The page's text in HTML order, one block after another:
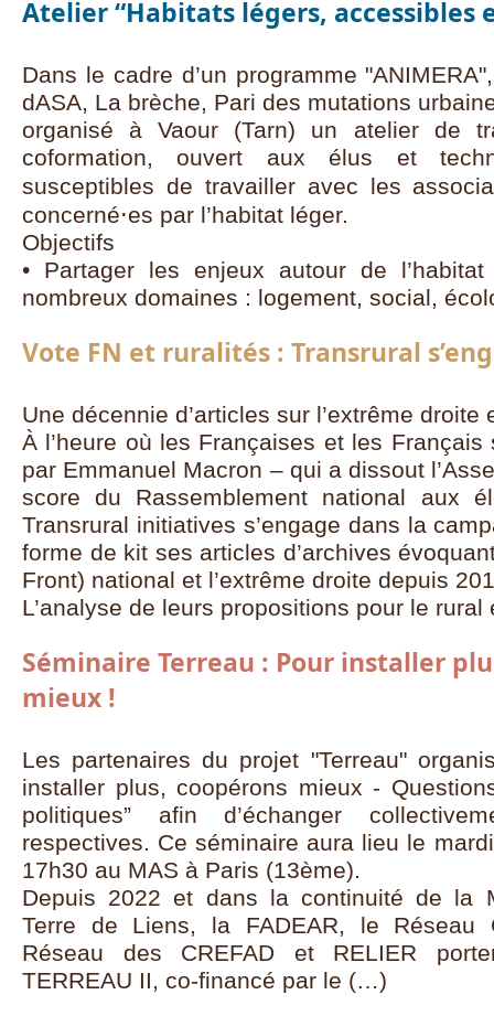
Atelier “Habitats légers, accessibles
Dans le cadre d’un programme
dASA, La brèche, Pari des mutations
organisé à Vaour (Tarn) un atelier de
coformation, ouvert aux élus et
susceptibles de travailler avec les
concerné⋅es par l’habitat léger.
Objectifs
• Partager les enjeux autour de
nombreux domaines : logement, social,
Vote FN et ruralités : Transrural
Une décennie d’articles sur l’extrême droite
À l’heure où les Françaises et les
par Emmanuel Macron – qui a dissout
score du Rassemblement national aux
Transrural initiatives s’engage dans la
forme de kit ses articles d’archives
Front) national et l’extrême droite depuis
L’analyse de leurs propositions pour le
Séminaire Terreau : Pour installer
mieux !
Les partenaires du projet "Terreau"
installer plus, coopérons mieux -
politiques” afin d’échanger
respectives. Ce séminaire aura lieu le
17h30 au MAS à Paris (13ème).
Depuis 2022 et dans la continuité de la
Terre de Liens, la FADEAR, le Réseau
Réseau des CREFAD et RELIER
TERREAU II, co-financé par le (…)